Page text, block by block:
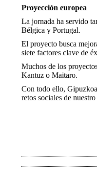
Proyección europea
La jornada ha servido
Bélgica y Portugal.
El proyecto busca
siete factores clave de
Muchos de los
Kantuz o Maitaro.
Con todo ello,
retos sociales de